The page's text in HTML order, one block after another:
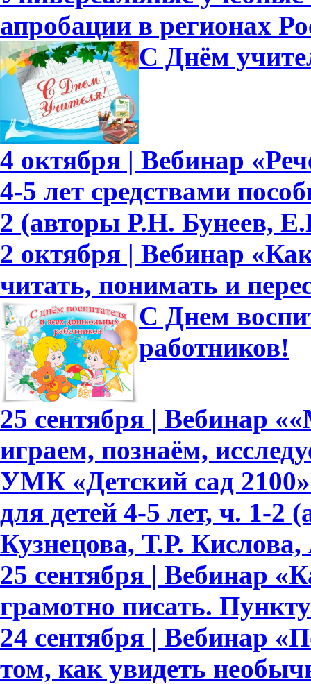
апробации в регионах
С Днём
4 октября | Вебинар
4-5 лет средствами
2 (авторы Р.Н. Бунеев,
2 октября | Вебинар
читать, понимать и
С Днем
работников!
25 сентября | Вебинар
играем, познаём,
УМК «Детский сад
для детей 4-5 лет, ч. 1-
Кузнецова, Т.Р.
25 сентября | Вебинар
грамотно писать.
24 сентября | Вебинар
том, как увидеть